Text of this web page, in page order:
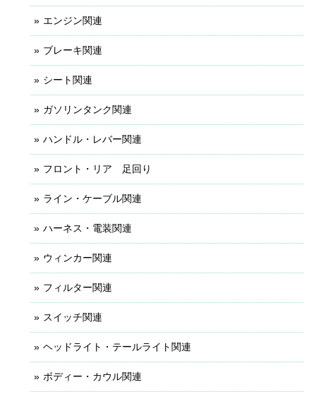
エンジン関連
ブレーキ関連
シート関連
ガソリンタンク関連
ハンドル・レバー関連
フロント・リア 足回り
ライン・ケーブル関連
ハーネス・電装関連
ウィンカー関連
フィルター関連
スイッチ関連
ヘッドライト・テールライト関連
ボディー・カウル関連